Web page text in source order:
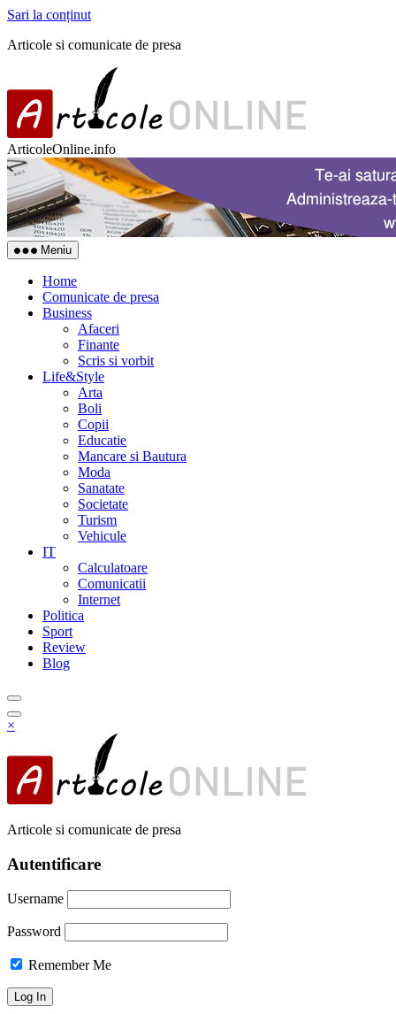
Sari la conținut
Articole si comunicate de presa
ArticoleOnline.info
Meniu
Home
Comunicate de presa
Business
Afaceri
Finante
Scris si vorbit
Life&Style
Arta
Boli
Copii
Educatie
Mancare si Bautura
Moda
Sanatate
Societate
Turism
Vehicule
IT
Calculatoare
Comunicatii
Internet
Politica
Sport
Review
Blog
×
Articole si comunicate de presa
Autentificare
Username
Password
Remember Me